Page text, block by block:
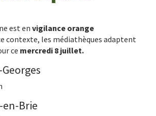
est en vigilance orange
contexte, les médiathèques adaptent
ce mercredi 8 juillet.
Brie